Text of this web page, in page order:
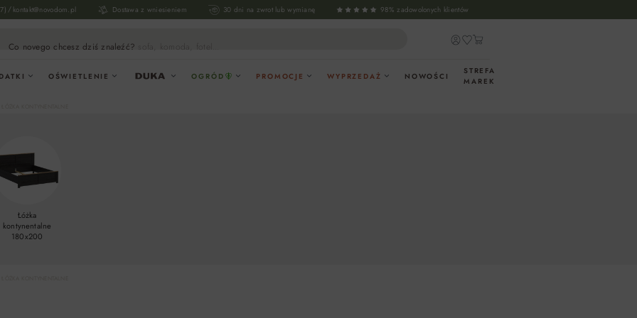
/ kontakt@novodom.pl Dostawa z wniesieniem 30 dni na zwrot lub wymianę 98% zadowolonych klientów
Co novego chcesz dziś znaleźć? sofa, komoda, fotel...
OŚWIETLENIE OGRÓD PROMOCJE WYPRZEDAŻ NOWOŚCI
STREFA
MAREK
Łóżka
kontynentalne
180x200